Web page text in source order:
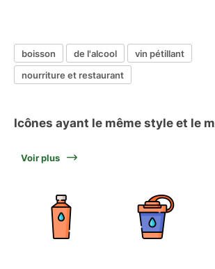
boisson de l'alcool
vin pétillant
nourriture et restaurant
Icônes ayant le même style et le
Voir plus